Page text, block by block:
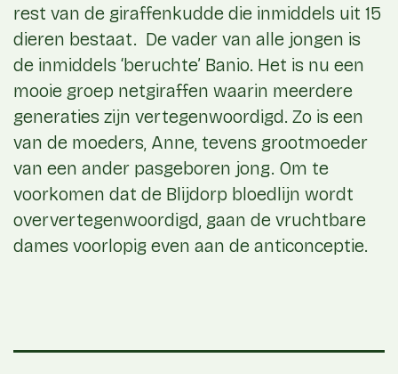
rest van de giraffenkudde die inmiddels uit 15
dieren bestaat. De vader van alle jongen is
de inmiddels ‘beruchte’ Banio. Het is nu een
mooie groep netgiraffen waarin meerdere
generaties zijn vertegenwoordigd. Zo is een
van de moeders, Anne, tevens grootmoeder
van een ander pasgeboren jong. Om te
voorkomen dat de Blijdorp bloedlijn wordt
oververtegenwoordigd, gaan de vruchtbare
dames voorlopig even aan de anticonceptie.